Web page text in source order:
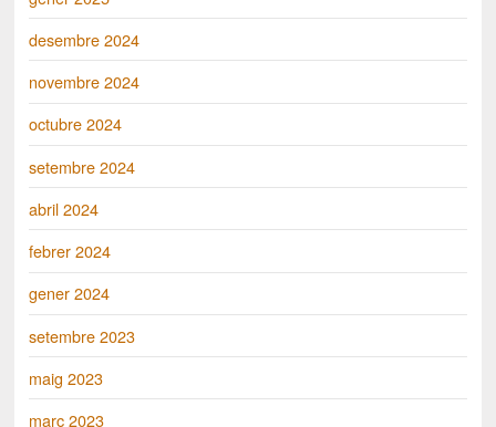
desembre 2024
novembre 2024
octubre 2024
setembre 2024
abril 2024
febrer 2024
gener 2024
setembre 2023
maig 2023
març 2023